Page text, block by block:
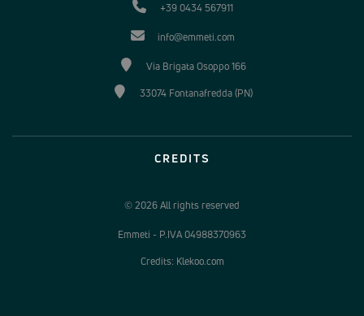
+39 0434 567911
info@emmeti.com
Via Brigata Osoppo 166
33074 Fontanafredda (PN)
CREDITS
© 2026 All rights reserved
Emmeti - P.IVA 04988370963
Credits: Klekoo.com